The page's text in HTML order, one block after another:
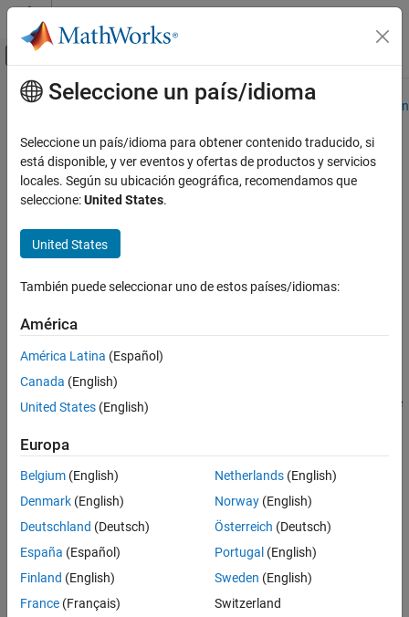
Saltar al contenido
Mostrar/ocultar menú de navegación
Inicio de Documentación
Signal Processing Toolbox
Análisis del espectro
blackman
Descripción
Ejemplos
Argumentos de entrada
Argumentos de salida
Algoritmos
Capacidades ampliadas
Historial de versiones
Consulte también
Contenido principal
La traducción de esta página aún no se ha actualizado a la versión
blackman
contraer todo en la página
Sintaxis
w = blackman(L,sflag)
w = blackman(___ ,typeName)
Descripción
w= blackman(L)devuelve una ventana de Blackman simétrica de
ejemplo
w= blackman(L
devuelve una ventana de Blackman
utilizando el método de muestreo de ventanas especificado en
w= blackman(
especifica la opción de devolver la
Seleccione un país/idioma
Seleccione un país/idioma para obtener contenido traducido, si
está disponible, y ver eventos y ofertas de productos y servicios
locales. Según su ubicación geográfica, recomendamos que
seleccione:United States.
United States
También puede seleccionar uno de estos países/idiomas:
América
América Latina (Español)
Canada (English)
United States (English)
Europa
Belgium (English)
Denmark (English)
Deutschland (Deutsch)
España (Español)
Finland (English)
France (Français)
Netherlands(English)
Norway(English)
Österreich (Deutsch)
Portugal (English)
Sweden (English)
Switzerland